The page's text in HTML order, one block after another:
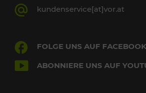
kundenservice[at]vor.at
FOLGE UNS AUF FACEBOOK
ABONNIERE UNS AUF